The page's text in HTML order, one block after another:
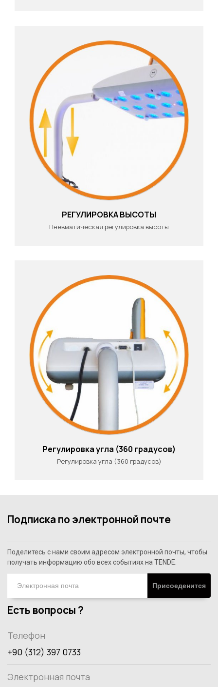
РЕГУЛИРОВКА ВЫСОТЫ
Пневматическая регулировка высоты
Регулировка угла (360 градусов)
Регулировка угла (360 градусов)
Подписка по электронной почте
Поделитесь с нами своим адресом электронной почты, чтобы
получать информацию обо всех событиях на TENDE.
Присоеденится
Есть вопросы ?
Телефон
+90 (312) 397 0733
Электронная почта